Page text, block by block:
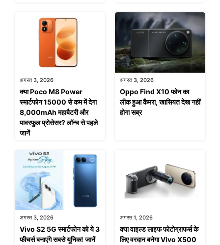
अगस्त 3, 2026
क्या Poco M8 Power
स्मार्टफोन 15000 से कम में देगा
8,000mAh महाबैटरी और
पावरफुल प्रोसेसर? लॉन्च से पहले
जानें
अगस्त 3, 2026
Oppo Find X10 फोन का
लीक हुआ कैमरा, खासियत देख नहीं
होगा सब्र
अगस्त 3, 2026
Vivo S2 5G स्मार्टफोन को ये 3
फीचर्स बनाएंगे सबसे यूनिक! जानें
अगस्त 1, 2026
क्या वाइल्ड लाइफ फोटोग्राफर्स के
लिए वरदान बनेगा Vivo X500